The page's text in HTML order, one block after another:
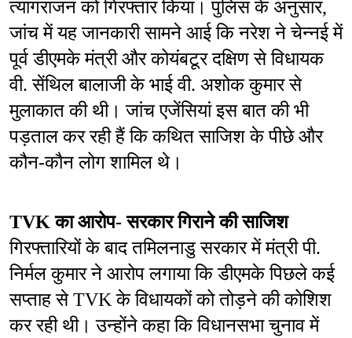
त्यागराजन को गिरफ्तार किया। पुलिस के अनुसार,
जांच में यह जानकारी सामने आई कि नरेश ने चेन्नई में
पूर्व डीएमके मंत्री और कोयंबटूर दक्षिण से विधायक
वी. सेंथिल बालाजी के भाई वी. अशोक कुमार से
मुलाकात की थी। जांच एजेंसियां इस बात की भी
पड़ताल कर रही हैं कि कथित साजिश के पीछे और
कौन-कौन लोग शामिल थे।
TVK का आरोप- सरकार गिराने की साजिश
गिरफ्तारियों के बाद तमिलनाडु सरकार में मंत्री पी.
निर्मल कुमार ने आरोप लगाया कि डीएमके पिछले कई
सप्ताह से TVK के विधायकों को तोड़ने की कोशिश
कर रही थी। उन्होंने कहा कि विधानसभा चुनाव में